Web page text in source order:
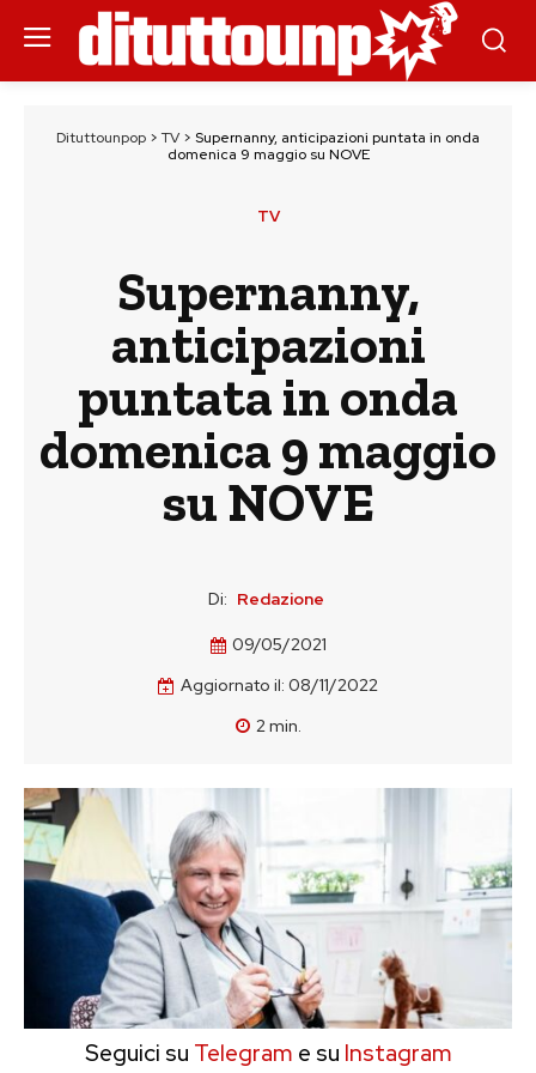
Dituttounpop > TV > Supernanny, anticipazioni puntata in onda
domenica 9 maggio su NOVE
TV
Supernanny,
anticipazioni
puntata in onda
domenica 9 maggio
su NOVE
Di: Redazione
09/05/2021
Aggiornato il: 08/11/2022
2min.
Seguici su Telegram e su Instagram